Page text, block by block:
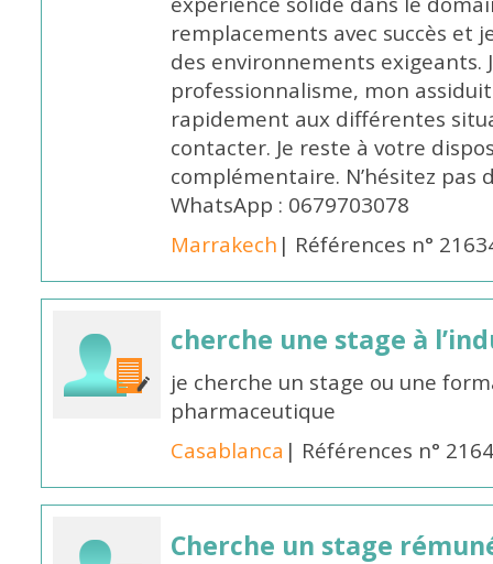
remplacements avec succès et
des environnements exigeants.
professionnalisme, mon
rapidement aux différentes
contacter. Je reste à votre
complémentaire. N’hésitez
WhatsApp : 0679703078
Marrakech | Références n°
cherche une stage à
je cherche un stage ou une
pharmaceutique
Casablanca | Références n°
Cherche un stage